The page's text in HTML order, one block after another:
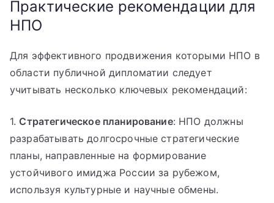
Практические рекомендации для
НПО
Для эффективного продвижения которыми НПО в
области публичной дипломатии следует
учитывать несколько ключевых рекомендаций:
1. Стратегическое планирование: НПО должны
разрабатывать долгосрочные стратегические
планы, направленные на формирование
устойчивого имиджа России за рубежом,
используя культурные и научные обмены.